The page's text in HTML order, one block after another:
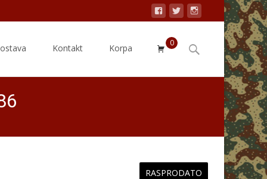
Kontakt Korpa 0
Search
RASPRODATO